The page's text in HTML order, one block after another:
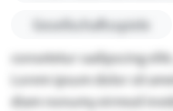
Gesellschaftsspiele
consetetur sadipscing
Lorem ipsum dolor sit
diam nonumy eirmod